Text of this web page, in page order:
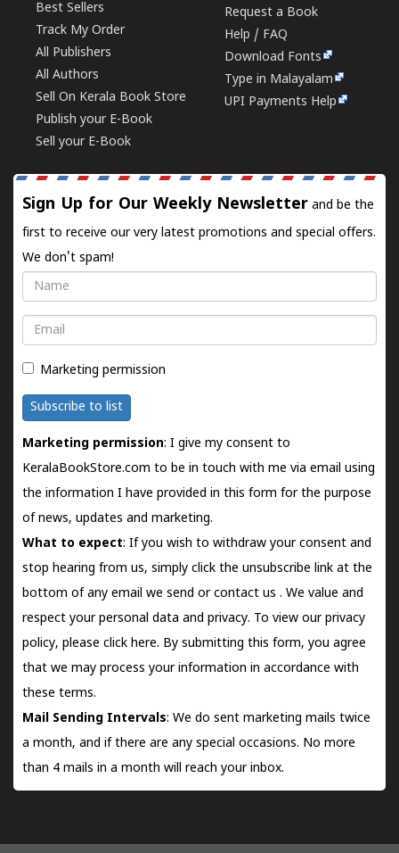
Best Sellers
Track My Order
All Publishers
All Authors
Sell On Kerala Book Store
Publish your E-Book
Sell your E-Book
Request a Book
Help / FAQ
Download Fonts
Type in Malayalam
UPI Payments Help
Sign Up for Our Weekly Newsletter and be the
first to receive our very latest promotions and special offers.
We don't spam!
Name
Email
Marketing permission
Subscribe to list
Marketing permission: I give my consent to
KeralaBookStore.com to be in touch with me via email using
the information I have provided in this form for the purpose
of news, updates and marketing.
What to expect: If you wish to withdraw your consent and
stop hearing from us, simply click the unsubscribe link at the
bottom of any email we send orcontact us . We value and
respect your personal data and privacy. To view our privacy
policy, please click here. By submitting this form, you agree
that we may process your information in accordance with
these terms.
Mail Sending Intervals: We do sent marketing mails twice
a month, and if there are any special occasions. No more
than 4 mails in a month will reach your inbox.